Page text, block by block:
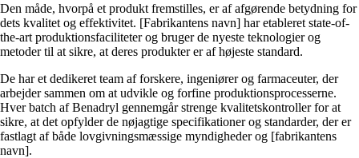
Den måde, hvorpå et produkt fremstilles, er af afgørende betydning for
dets kvalitet og effektivitet. [Fabrikantens navn] har etableret state-of-
the-art produktionsfaciliteter og bruger de nyeste teknologier og
metoder til at sikre, at deres produkter er af højeste standard.
De har et dedikeret team af forskere, ingeniører og farmaceuter, der
arbejder sammen om at udvikle og forfine produktionsprocesserne.
Hver batch af Benadryl gennemgår strenge kvalitetskontroller for at
sikre, at det opfylder de nøjagtige specifikationer og standarder, der er
fastlagt af både lovgivningsmæssige myndigheder og [fabrikantens
navn].